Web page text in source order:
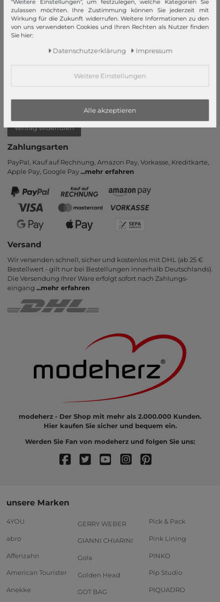
Login
Neukunde?
Informationen
Zahlung und Versand
Vertrag widerrufen
Zahlungsarten
PayPal, Kauf auf Rechnung, Amazon Pay, Vor­kasse, Kredit­karte,
Apple Pay, Google Pay...mehr erfahren
Versand
Wir versenden schnell, sicher und kostenlos mit DHL (ab 25 €
Bestell­wert - gilt nur bei Bestel­lungen inner­halb Deutsch­lands).
Die Ver­sendung Ihrer Ware er­folgt sofort nach Zahlungs­
eingang ...mehr erfahren
modeherz - Der Shop mit mehr als 2.000.000 Kunden.
Hier kaufen Sie sicher und bequem ein.
Werden Sie Fan von modeherz und folgen Sie uns:
unsere Marken
4YOU
abro
Affenzahn
American Tourister
Anekke
GERRY WEBER
GIANNI CHIARINI
Gola
Golden Head
GOT BAG
Pick & Pack
Pink Lining
PINKO
Pip Studio
PIQUADRO
"Weitere Einstellungen", um festzulegen, welche Kategorien Sie
zulassen möchten. Ihre Zustimmung können Sie jederzeit mit
Wirkung für die Zukunft widerrufen. Weitere Informationen zu den
von uns verwendeten Cookies und Ihren Rechten als Nutzer finden
Sie hier:
Daten­schutz­erklärung Impressum
Weitere Einstellungen
Alle akzeptieren